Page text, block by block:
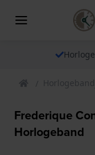
Frederique
Horlogeband